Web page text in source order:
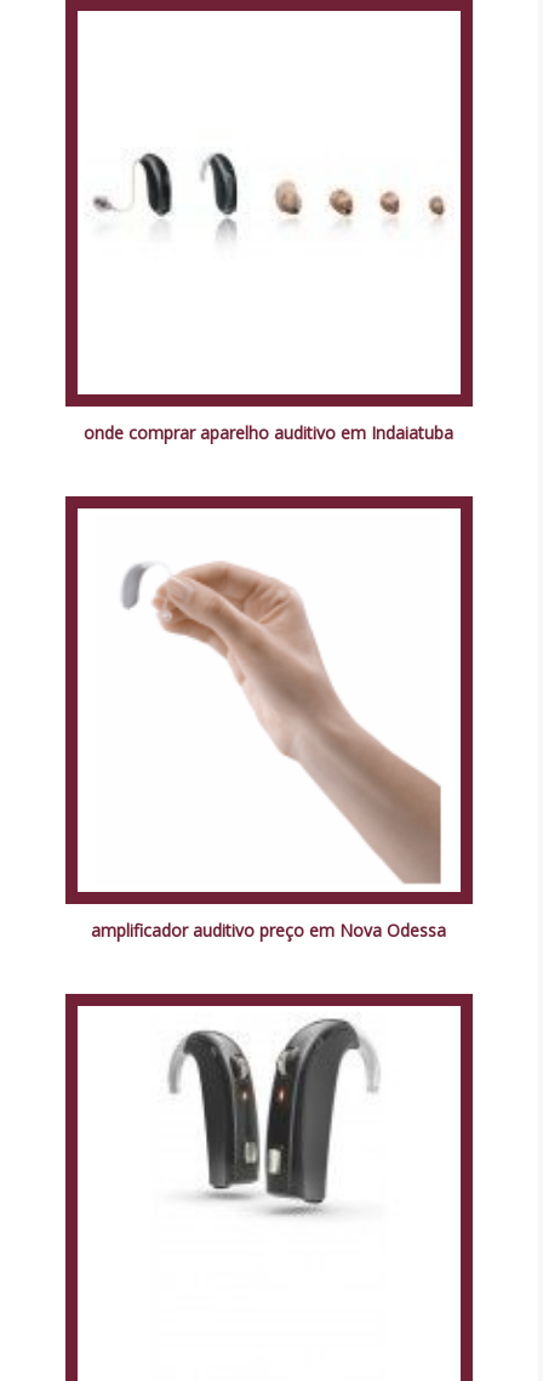
onde comprar aparelho auditivo em Indaiatuba
amplificador auditivo preço em Nova Odessa